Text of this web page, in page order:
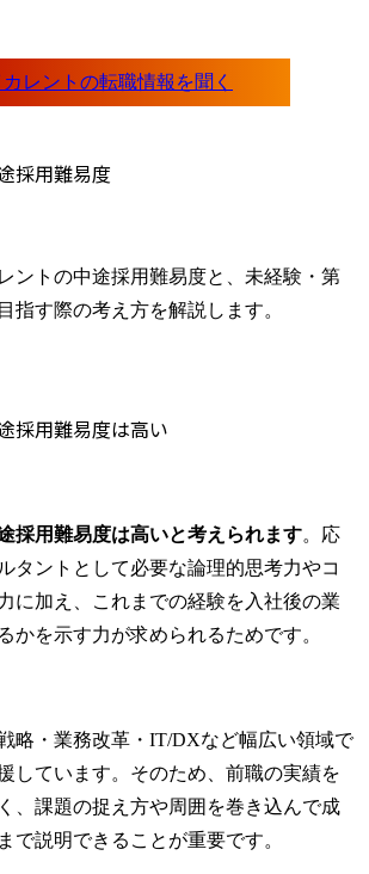
採用難易度
ントの中途採用難易度と、未経験・第
指す際の考え方を解説します。
採用難易度は高い
採用難易度は高いと考えられます。応
タントとして必要な論理的思考力やコ
に加え、これまでの経験を入社後の業
かを示す力が求められるためです。
略・業務改革・IT/DXなど幅広い領域で
しています。そのため、前職の実績を
、課題の捉え方や周囲を巻き込んで成
で説明できることが重要です。